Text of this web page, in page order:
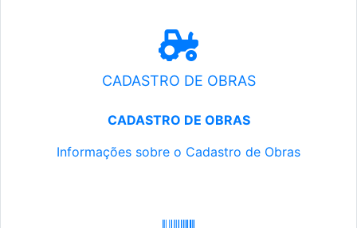
CADASTRO DE OBRAS
CADASTRO DE OBRAS
Informações sobre o Cadastro de Obras